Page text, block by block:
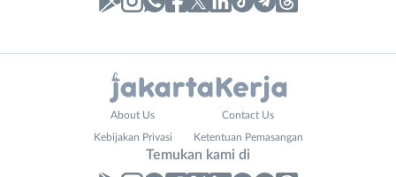
About Us Contact Us
Kebijakan Privasi Ketentuan Pemasangan
Temukan kami di